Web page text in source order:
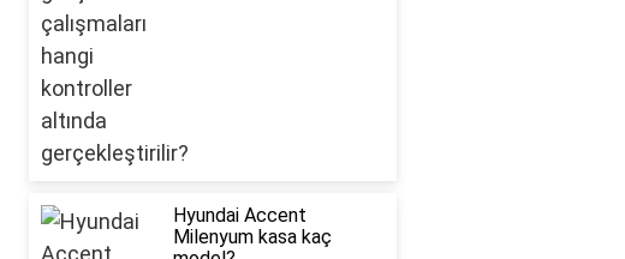
Hyundai Accent
Milenyum kasa kaç